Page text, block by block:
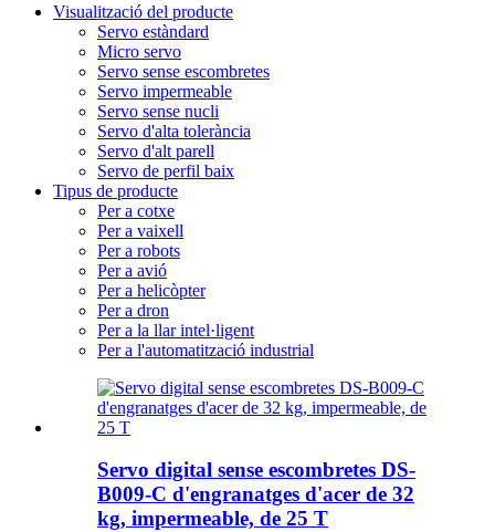
Visualització del producte
Servo estàndard
Micro servo
Servo sense escombretes
Servo impermeable
Servo sense nucli
Servo d'alta tolerància
Servo d'alt parell
Servo de perfil baix
Tipus de producte
Per a cotxe
Per a vaixell
Per a robots
Per a avió
Per a helicòpter
Per a dron
Per a la llar intel·ligent
Per a l'automatització industrial
Servo digital sense escombretes DS-
B009-C d'engranatges d'acer de 32
kg, impermeable, de 25 T